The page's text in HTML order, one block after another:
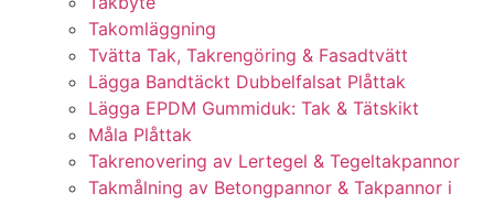
Takomläggning
Tvätta Tak, Takrengöring & Fasadtvätt
Lägga Bandtäckt Dubbelfalsat Plåttak
Lägga EPDM Gummiduk: Tak & Tätskikt
Måla Plåttak
Takrenovering av Lertegel & Tegeltakpannor
Takmålning av Betongpannor & Takpannor i